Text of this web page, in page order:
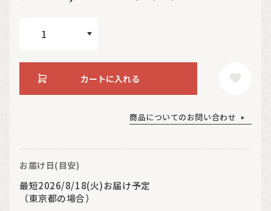
カートに入れる
商品についてのお問い合わせ
お届け日(目安)
最短2026/8/18(火)お届け予定
（東京都の場合）